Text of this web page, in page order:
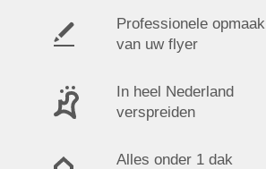
Professionele opmaak
van uw flyer
In heel Nederland
verspreiden
Alles onder 1 dak